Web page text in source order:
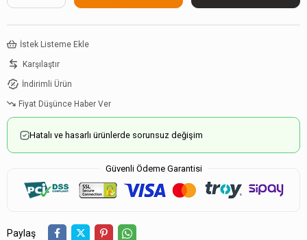
İstek Listeme Ekle
Karşılaştır
İndirimli Ürün
Fiyat Düşünce Haber Ver
Hatalı ve hasarlı ürünlerde sorunsuz değişim
Güvenli Ödeme Garantisi
Paylaş